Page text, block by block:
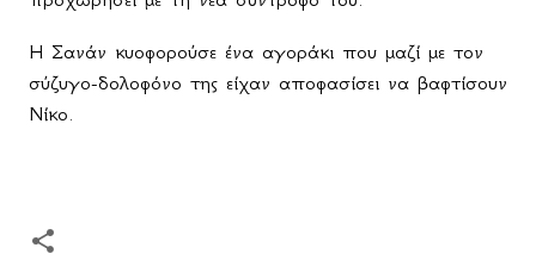
Η Σανάν κυοφορούσε ένα αγοράκι που μαζί με τον
σύζυγο-δολοφόνο της είχαν αποφασίσει να βαφτίσουν
Νίκο.